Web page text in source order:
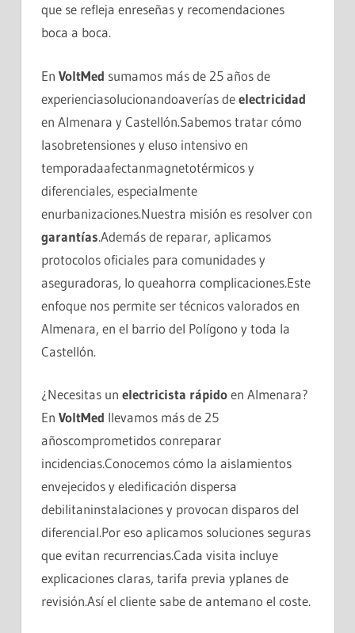
que se refleja enreseñas y recomendaciones
boca a boca.
En VoltMed sumamos más de 25 años de
experienciasolucionandoaverías deelectricidad
en Almenara y Castellón.Sabemos tratar cómo
lasobretensiones y eluso intensivo en
temporadaafectanmagnetotérmicos y
diferenciales, especialmente
enurbanizaciones.Nuestra misión es resolver con
garantías.Además de reparar, aplicamos
protocolos oficiales para comunidades y
aseguradoras, lo queahorra complicaciones.Este
enfoque nos permite ser técnicos valorados en
Almenara, en el barrio del Polígono y toda la
Castellón.
¿Necesitas un electricista rápidoen Almenara?
En VoltMed llevamos más de 25
añoscomprometidos conreparar
incidencias.Conocemos cómo la aislamientos
envejecidos y eledificación dispersa
debilitaninstalaciones y provocan disparos del
diferencial.Por eso aplicamos soluciones seguras
que evitan recurrencias.Cada visita incluye
explicaciones claras, tarifa previa yplanes de
revisión.Así el cliente sabe de antemano el coste.